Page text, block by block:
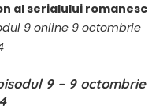
al serialului romanesc
9 online 9 octombrie
9 – 9 octombrie